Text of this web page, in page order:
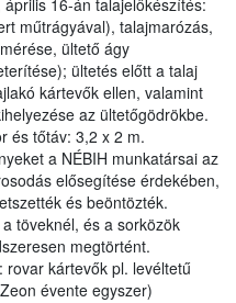
16-án talajelőkészítés:
műtrágyával), talajmarózás,
ültető ágy
ültetés előtt a talaj
kártevők ellen, valamint
az ültetőgödrökbe.
és tőtáv: 3,2 x 2 m.
a NÉBIH munkatársai az
elősegítése érdekében,
és beöntözték.
töveknél, és a sorközök
megtörtént.
rovar kártevők pl. levéltetű
évente egyszer)